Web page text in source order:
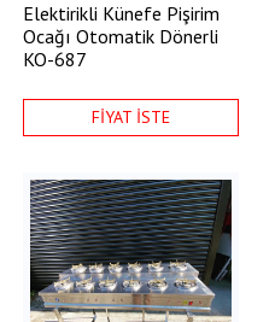
Elektirikli Künefe Pişirim
Ocağı Otomatik Dönerli
KO-687
FİYAT İSTE